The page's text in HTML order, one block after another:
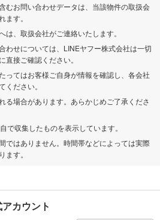
むお問い合わせデータは、当該物件の取扱会
す。
は、取扱会社がご連絡いたします。
わせについては、LINEヤフー株式会社は一切
接ご確認ください。
ってはお客様ご自身が情報を確認し、各会社
ください。
る場合があります。あらかじめご了承くださ
で収集したものを表示しています。
ではありません。時間帯などによっては実際
す。
カウント